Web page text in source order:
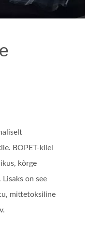
BOPET-kilel
kõrge
on see
mittetoksiline